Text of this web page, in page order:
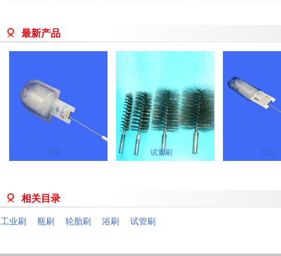
最新产品
瓶刷 试管刷 瓶刷
相关目录
工业刷 瓶刷 轮胎刷 浴刷 试管刷